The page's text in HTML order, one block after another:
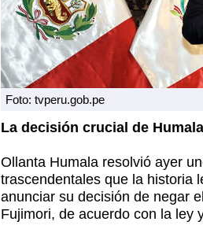
Foto: tvperu.gob.pe
La decisión crucial de
Ollanta Humala resolvió ayer
trascendentales que la historia
anunciar su decisión de negar
Fujimori, de acuerdo con la ley